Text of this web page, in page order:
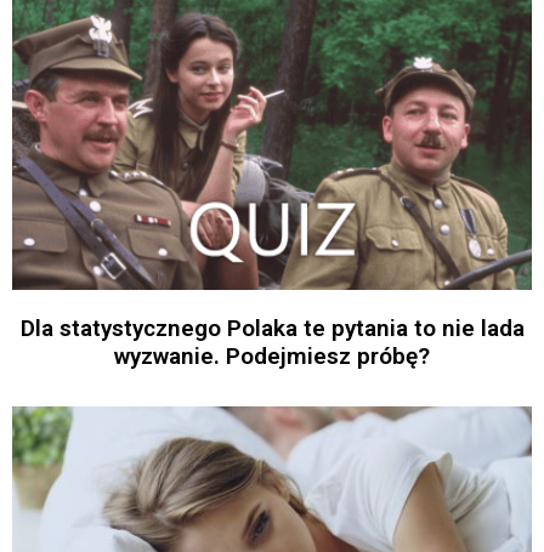
Dla statystycznego Polaka te pytania to nie lada
wyzwanie. Podejmiesz próbę?